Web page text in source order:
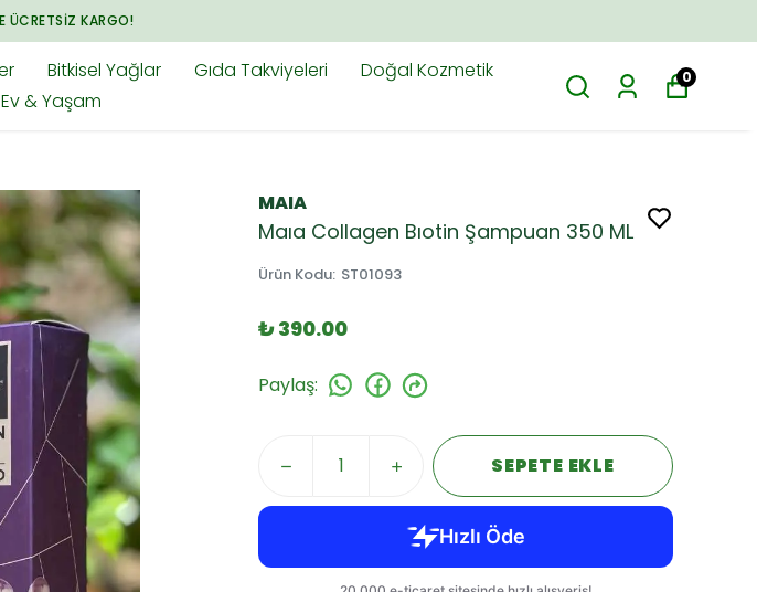
Bitkisel Yağlar Gıda Takviyeleri
Doğal Kozmetik
Ev & Yaşam
0
MAIA
Maıa Collagen Bıotin Şampuan 350 ML
Ürün Kodu: ST01093
₺ 390.00
Paylaş:
SEPETE EKLE